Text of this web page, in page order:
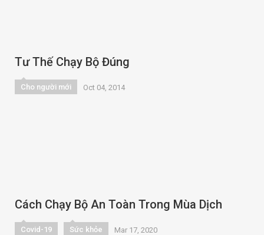
Tư Thế Chạy Bộ Đúng
Cho người mới Oct 04, 2014
Cách Chạy Bộ An Toàn Trong Mùa Dịch
Covid-19 Sức khỏe Mar 17, 2020